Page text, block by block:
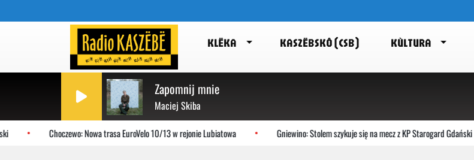
KLËKA KASZËBSKÔ (CSB) KÙLTURA
Zapomnij mnie
Maciej Skiba
Choczewo: Nowa trasa EuroVelo 10/13 w rejonie Lubiatowa Gniewino: Stolem szykuje się na mecz z KP Starogard Gdański